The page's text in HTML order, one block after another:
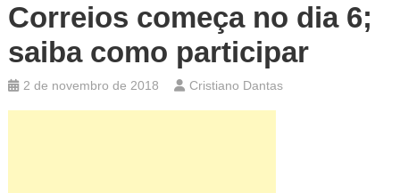
Correios começa no dia 6;
saiba como participar
2 de novembro de 2018 Cristiano Dantas